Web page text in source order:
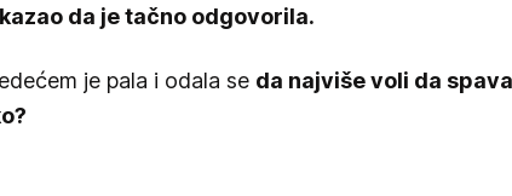
da je tačno odgovorila.
je pala i odala se da najviše voli da spava